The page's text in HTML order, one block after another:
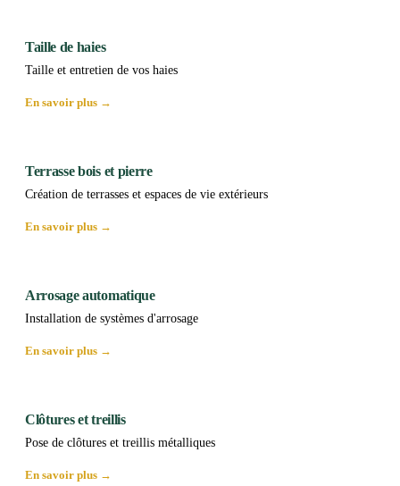
Taille de haies
Taille et entretien de vos haies
En savoir plus →
Terrasse bois et pierre
Création de terrasses et espaces de vie extérieurs
En savoir plus →
Arrosage automatique
Installation de systèmes d'arrosage
En savoir plus →
Clôtures et treillis
Pose de clôtures et treillis métalliques
En savoir plus →